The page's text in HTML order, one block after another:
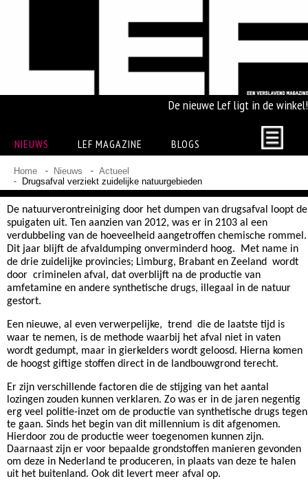
De nieuwe Lef ligt in de winkel!
NIEUWS LEF MAGAZINE BLOGS
Home Nieuws
Actueel
Drugsafval verziekt zuidelijke natuurgebieden
De natuurverontreiniging door het dumpen van drugsafval loopt de
spuigaten uit. Ten aanzien van 2012, was er in 2103 al een
verdubbeling van de hoeveelheid aangetroffen chemische rommel.
Dit jaar blijft de afvaldumping onverminderd hoog.
Met name in
de drie zuidelijke provincies; Limburg, Brabant en Zeeland wordt
door criminelen afval, dat overblijft na de productie van
amfetamine en andere synthetische drugs, illegaal in de natuur
gestort.
Een nieuwe, al even verwerpelijke, trend die de laatste tijd is
waar te nemen, is de methode waarbij het afval niet in vaten
wordt gedumpt, maar in gierkelders wordt geloosd. Hierna komen
de hoogst giftige stoffen direct in de landbouwgrond terecht.
Er zijn verschillende factoren die de stijging van het aantal
lozingen zouden kunnen verklaren. Zo was er in de jaren negentig
erg veel politie-inzet om de productie van synthetische drugs tegen
te gaan. Sinds het begin van dit millennium is dit afgenomen.
Hierdoor zou de productie weer toegenomen kunnen zijn.
Daarnaast zijn er voor bepaalde grondstoffen manieren gevonden
om deze in Nederland te produceren, in plaats van deze te halen
uit het buitenland. Ook dit levert meer afval op.